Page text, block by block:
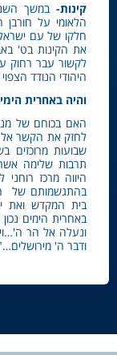
קינות-במשך
הלאומי על
חלקו של עם
את הקינות בט'
לקשור עבר רחוק
היהודי הנודד
והיה באחרית
האם בכוחם של
לחזק את הקשר אל
שבועות מרוכזים
תרבות שלימה
היווה מרכז
בהתגשמותם של
בית המקדש ואת
באחרית הימים
ונעלה אל הר
ודבר ה'